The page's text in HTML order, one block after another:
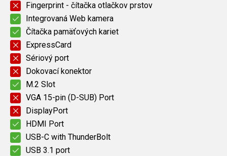
Fingerprint - čítačka otlačkov prstov
Integrovaná Web kamera
Čítačka pamäťových kariet
ExpressCard
Sériový port
Dokovací konektor
M.2 Slot
VGA 15-pin (D-SUB) Port
DisplayPort
HDMI Port
USB-C with ThunderBolt
USB 3.1 port